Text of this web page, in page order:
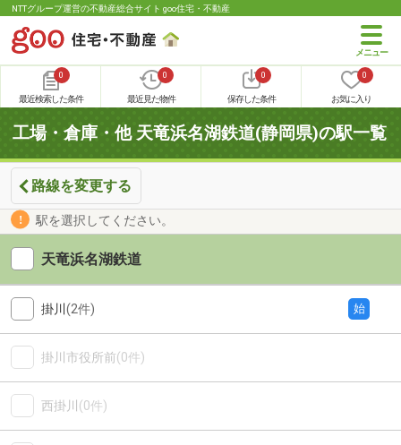
NTTグループ運営の不動産総合サイト goo住宅・不動産
0
最近検索した条件
0
最近見た物件
0
保存した条件
0
お気に入り
工場・倉庫・他 天竜浜名湖鉄道(静岡県)の駅一覧
路線を変更する
駅を選択してください。
天竜浜名湖鉄道
掛川 (2件) 始
掛川市役所前(0件)
西掛川 (0件)